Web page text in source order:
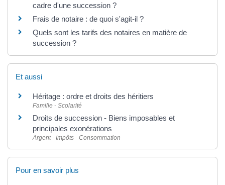
cadre d'une succession ?
Frais de notaire : de quoi s'agit-il ?
Quels sont les tarifs des notaires en matière de
succession ?
Et aussi
Héritage : ordre et droits des héritiers
Famille - Scolarité
Droits de succession - Biens imposables et
principales exonérations
Argent - Impôts - Consommation
Pour en savoir plus